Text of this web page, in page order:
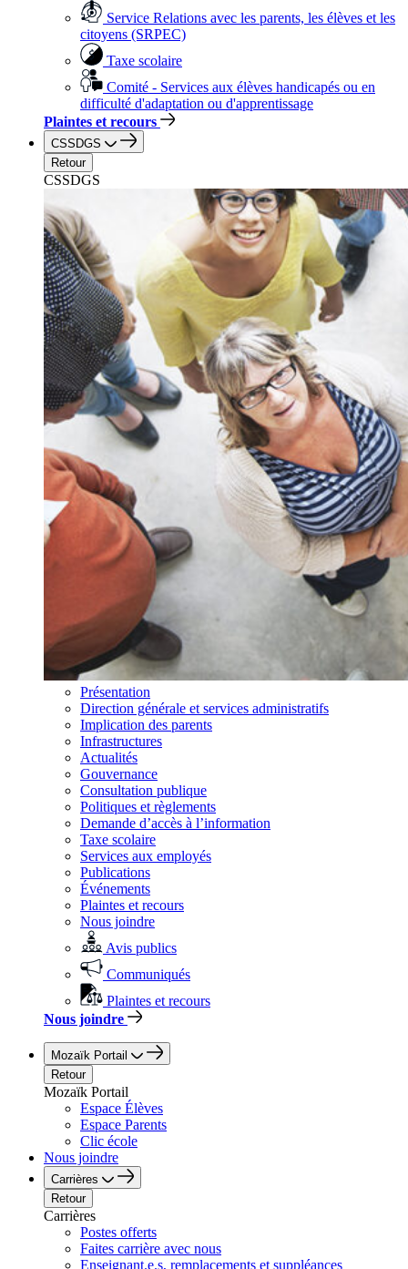
Service Relations avec les parents, les élèves et les
citoyens (SRPEC)
Taxe scolaire
Comité - Services aux élèves handicapés ou en
difficulté d'adaptation ou d'apprentissage
Plaintes et recours
CSSDGS
Retour
CSSDGS
Présentation
Direction générale et services administratifs
Implication des parents
Infrastructures
Actualités
Gouvernance
Consultation publique
Politiques et règlements
Demande d’accès à l’information
Taxe scolaire
Services aux employés
Publications
Événements
Plaintes et recours
Nous joindre
Avis publics
Communiqués
Plaintes et recours
Nous joindre
Mozaïk Portail
Retour
Mozaïk Portail
Espace Élèves
Espace Parents
Clic école
Nous joindre
Carrières
Retour
Carrières
Postes offerts
Faites carrière avec nous
Enseignant.e.s, remplacements et suppléances